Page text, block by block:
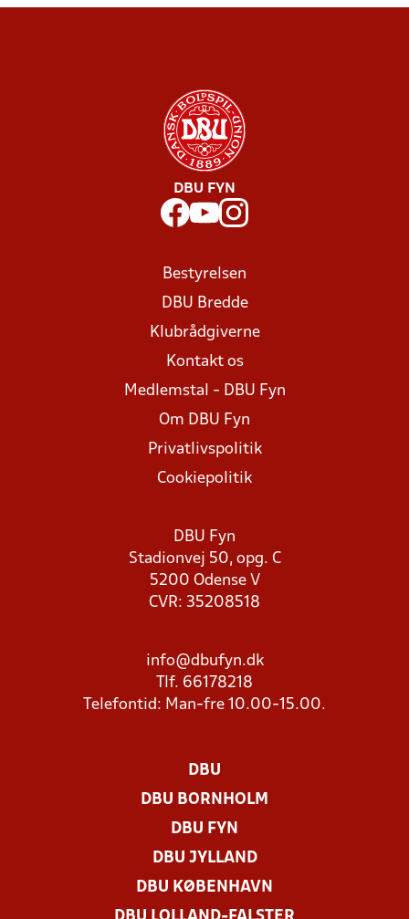
DBU FYN
Bestyrelsen
DBU Bredde
Klubrådgiverne
Kontakt os
Medlemstal - DBU Fyn
Om DBU Fyn
Privatlivspolitik
Cookiepolitik
DBU Fyn
Stadionvej 50, opg. C
5200 Odense V
CVR: 35208518
info@dbufyn.dk
Tlf. 66178218
Telefontid: Man-fre 10.00-15.00.
DBU
DBU BORNHOLM
DBU FYN
DBU JYLLAND
DBU KØBENHAVN